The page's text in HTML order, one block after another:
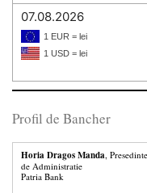
07.08.2026
1 EUR = lei
1 USD = lei
Profil de Bancher
Horia Dragos Manda,
de Administratie
Patria Bank